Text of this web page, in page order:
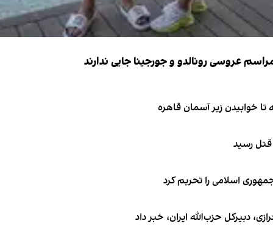
رسید
اسلامی را تحریم کرد
دبیر‌کل حزب‌الله ایران، خبر داد